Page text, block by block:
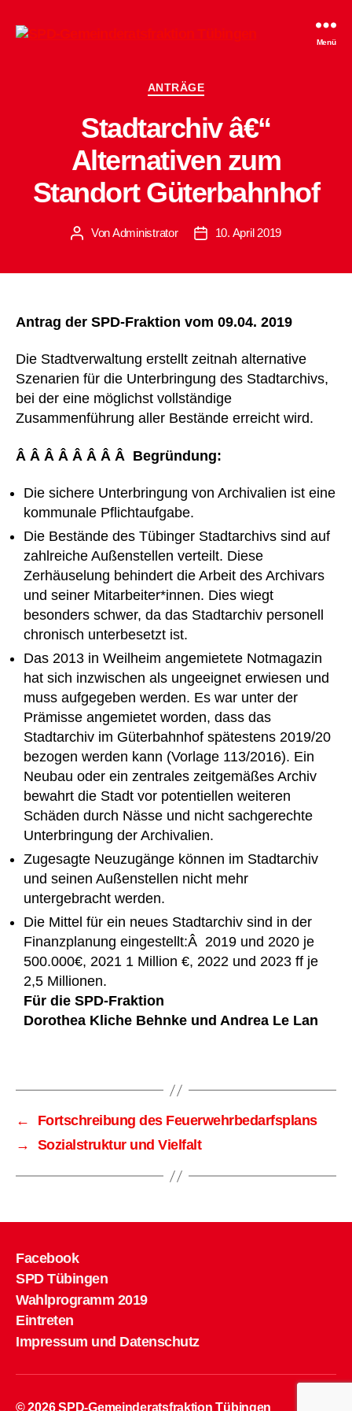
SPD-
Menü
Kategorien
ANTRÄGE
Stadtarchiv â€“
Alternativen zum
Standort Güterbahnhof
Beitragsautor
VonAdministrator Beitragsdatum
10. April 2019
Antrag der SPD-Fraktion vom 09.04. 2019
Die Stadtverwaltung erstellt zeitnah alternative
Szenarien für die Unterbringung des Stadtarchivs,
bei der eine möglichst vollständige
Zusammenführung aller Bestände erreicht wird.
Â Â Â Â Â Â Â Â Begründung:
Die sichere Unterbringung von Archivalien ist eine
kommunale Pflichtaufgabe.
Die Bestände des Tübinger Stadtarchivs sind auf
zahlreiche Außenstellen verteilt. Diese
Zerhäuselung behindert die Arbeit des Archivars
und seiner Mitarbeiter*innen. Dies wiegt
besonders schwer, da das Stadtarchiv personell
chronisch unterbesetzt ist.
Das 2013 in Weilheim angemietete Notmagazin
hat sich inzwischen als ungeeignet erwiesen und
muss aufgegeben werden. Es war unter der
Prämisse angemietet worden, dass das
Stadtarchiv im Güterbahnhof spätestens 2019/20
bezogen werden kann (Vorlage 113/2016). Ein
Neubau oder ein zentrales zeitgemäßes Archiv
bewahrt die Stadt vor potentiellen weiteren
Schäden durch Nässe und nicht sachgerechte
Unterbringung der Archivalien.
Zugesagte Neuzugänge können im Stadtarchiv
und seinen Außenstellen nicht mehr
untergebracht werden.
Die Mittel für ein neues Stadtarchiv sind in der
Finanzplanung eingestellt:Â 2019 und 2020 je
500.000€, 2021 1 Million €, 2022 und 2023 ff je
2,5 Millionen.
Für die SPD-Fraktion
Dorothea Kliche Behnke und Andrea Le Lan
←
Fortschreibung des Feuerwehrbedarfsplans
→
Sozialstruktur und Vielfalt
Facebook
SPD Tübingen
Wahlprogramm 2019
Eintreten
Impressum und Datenschutz
© 2026SPD-Gemeinderatsfraktion Tübingen